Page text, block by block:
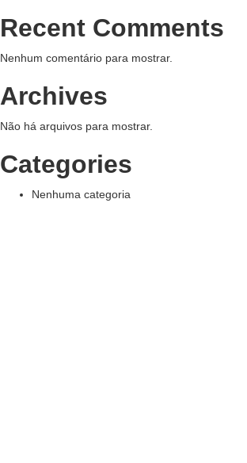
Recent Comments
Nenhum comentário para mostrar.
Archives
Não há arquivos para mostrar.
Categories
Nenhuma categoria